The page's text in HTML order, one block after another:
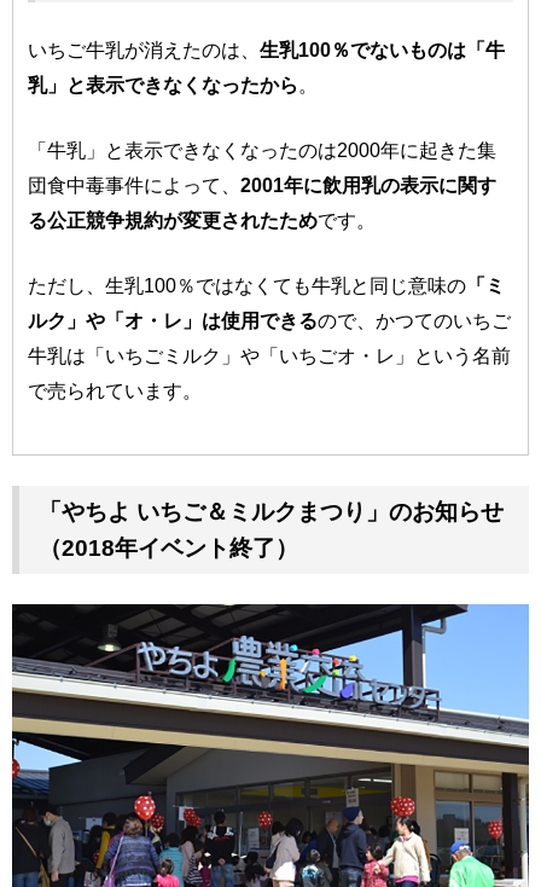
いちご牛乳が消えたのは、生乳100％でないものは「牛
乳」と表示できなくなったから 。
「牛乳」と表示できなくなったのは2000年に起きた集
団食中毒事件によって、2001年に飲用乳の表示に関す
る公正競争規約が変更されたためです。
ただし、生乳100％ではなくても牛乳と同じ意味の 「ミ
ルク」や「オ・レ」は使用できるので、かつてのいちご
牛乳は「いちごミルク」や「いちごオ・レ」という名前
で売られています。
「やちよ いちご＆ミルクまつり」のお知らせ
（2018年イベント終了）